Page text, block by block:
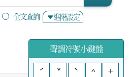
全文查詢 進階設定
聲調符號小鍵盤
ˊ
ˇ ˋ ^ +